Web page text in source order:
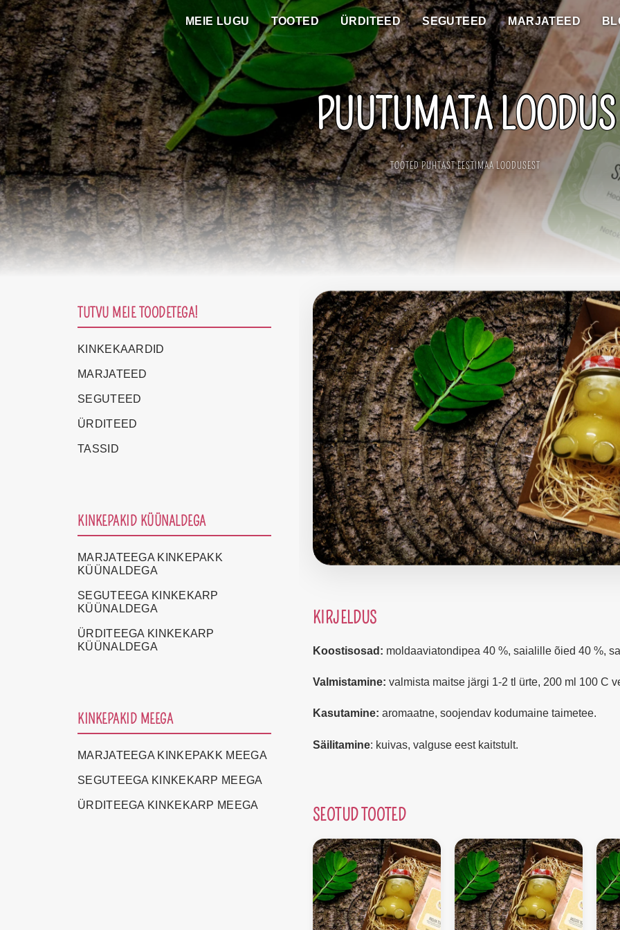
Skip
to
content
MEIE LUGU TOOTED ÜRDITEED SEGUTEED MARJATEED
PUUTUMATA LOODUS
TOOTED PUHTAST EESTIMAA LOODUSEST
KIRJELDUS
Koostisosad: moldaaviatondipea 40 %, saialille õied 40 %,
Valmistamine: valmista maitse järgi 1-2 tl ürte, 200 ml 100 C
Kasutamine: aromaatne, soojendav kodumaine taimetee.
Säilitamine: kuivas, valguse eest kaitstult.
SEOTUD TOOTED
TUTVU MEIE TOODETEGA!
KINKEKAARDID
MARJATEED
SEGUTEED
ÜRDITEED
TASSID
KINKEPAKID KÜÜNALDEGA
MARJATEEGA KINKEPAKK
KÜÜNALDEGA
SEGUTEEGA KINKEKARP
KÜÜNALDEGA
ÜRDITEEGA KINKEKARP
KÜÜNALDEGA
KINKEPAKID MEEGA
MARJATEEGA KINKEPAKK MEEGA
SEGUTEEGA KINKEKARP MEEGA
ÜRDITEEGA KINKEKARP MEEGA